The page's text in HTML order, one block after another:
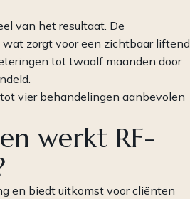
van het resultaat. De
zorgt voor een zichtbaar liftend
tot twaalf maanden door
vier behandelingen aanbevolen
werkt RF-
en biedt uitkomst voor cliënten